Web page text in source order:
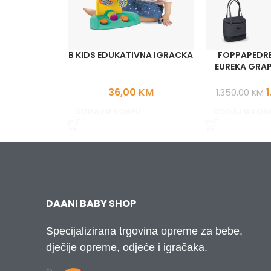
B KIDS EDUKATIVNA IGRACKA
36,00 KM
EUREKA
1.350,00KM
DAANI BABY SHOP
Specijalizirana trgovina opreme za bebe,
dječije opreme, odjeće i igračaka.